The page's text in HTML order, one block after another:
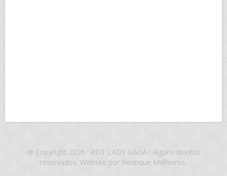
@ Copyright 2026 · RDT LADY GAGA · Alguns direitos
reservados. Website por Henrique Malheiros.